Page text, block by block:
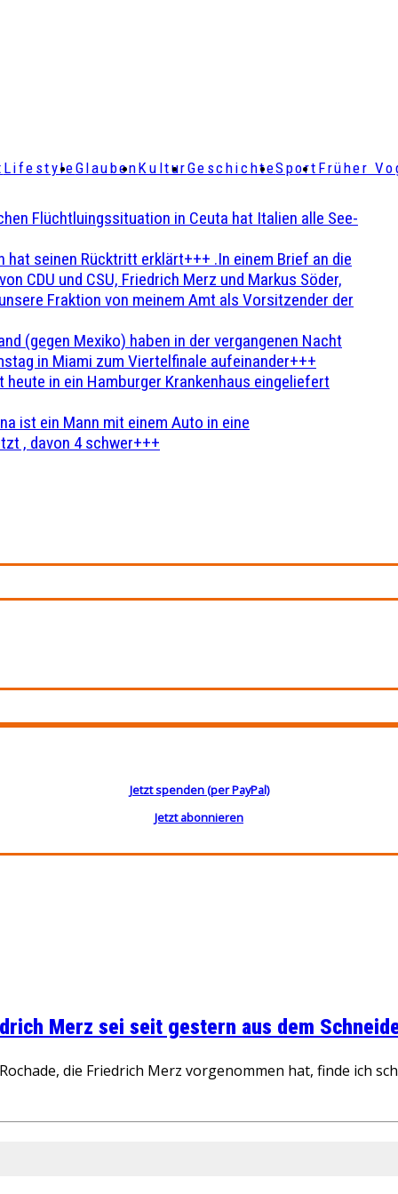
LifestyleGlaubenKulturGeschichteSport Früher
Flüchtluingssituation in Ceuta hat Italien alle See-
hat seinen Rücktritt erklärt+++ .In einem Brief an die
CDU und CSU, Friedrich Merz und Markus Söder,
Fraktion von meinem Amt als Vorsitzender der
(gegen Mexiko) haben in der vergangenen Nacht
in Miami zum Viertelfinale aufeinander+++
in ein Hamburger Krankenhaus eingeliefert
ist ein Mann mit einem Auto in eine
, davon 4 schwer+++
Jetzt spenden (per PayPal)
Jetzt abonnieren
Merz sei seit gestern aus dem
die Friedrich Merz vorgenommen hat, finde ich